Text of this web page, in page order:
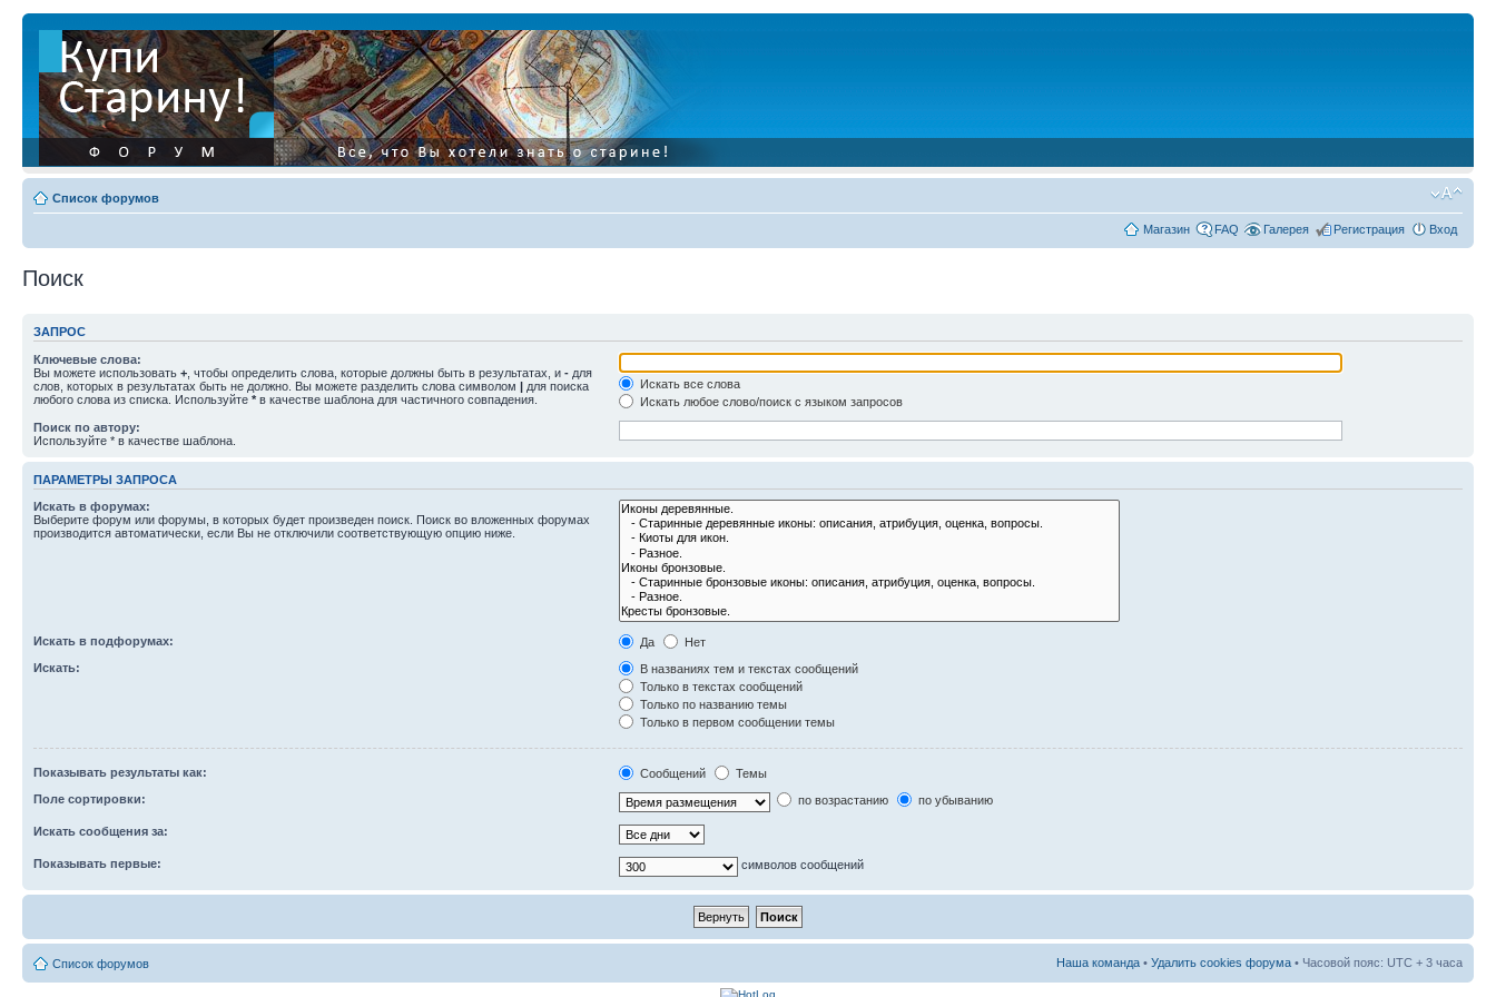
Список форумов
Магазин FAQ Галерея Регистрация Вход
Поиск
ЗАПРОС
Ключевые слова:
Вы можете использовать + , чтобы определить слова, которые должны быть в результатах, и - для
слов, которых в результатах быть не должно. Вы можете разделить слова символом | для поиска
любого слова из списка. Используйте * в качестве шаблона для частичного совпадения.
Искать все слова
Искать любое слово/поиск с языком запросов
Поиск по автору:
Используйте * в качестве шаблона.
ПАРАМЕТРЫ ЗАПРОСА
Искать в форумах:
Выберите форум или форумы, в которых будет произведен поиск. Поиск во вложенных форумах
производится автоматически, если Вы не отключили соответствующую опцию ниже.
Искать в подфорумах: Да
Нет
Искать:
В названиях тем и текстах сообщений
Только в текстах сообщений
Только по названию темы
Только в первом сообщении темы
Показывать результаты как: Сообщений
Темы
Поле сортировки:
по возрастанию по убыванию
Искать сообщения за:
Показывать первые: символов сообщений
Список форумов Наша команда • Удалить cookies форума • Часовой пояс: UTC + 3 часа